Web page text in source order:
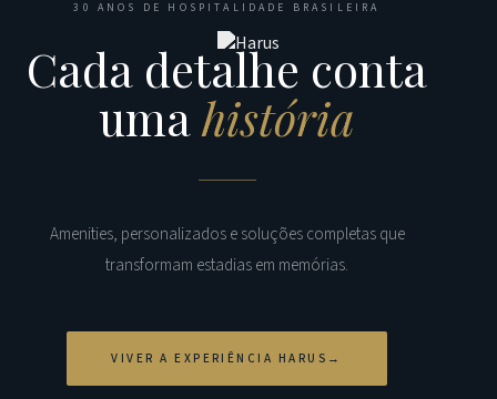
30 ANOS DE HOSPITALIDADE BRASILEIRA
Cada detalhe conta
umahistória
Amenities, personalizados e soluções completas que
transformam estadias em memórias.
VIVER A EXPERIÊNCIA HARUS